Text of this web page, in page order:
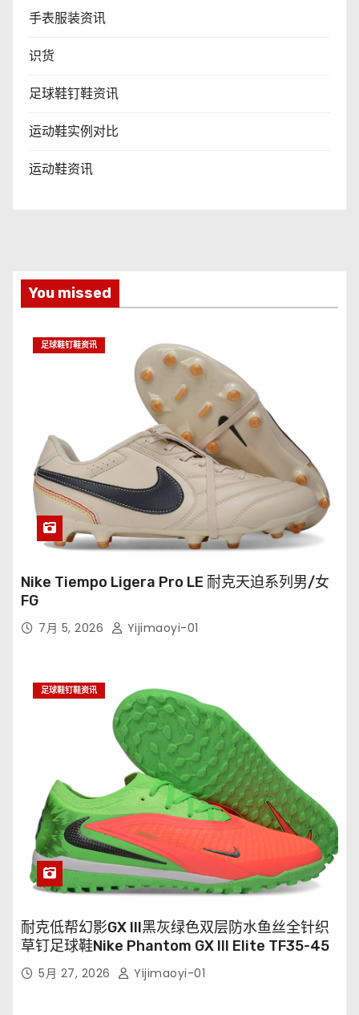
手表服装资讯
识货
足球鞋钉鞋资讯
运动鞋实例对比
运动鞋资讯
You missed
足球鞋钉鞋资讯
Nike Tiempo Ligera Pro LE 耐克天迫系列男/女
FG
7月 5, 2026 Yijimaoyi-01
足球鞋钉鞋资讯
耐克低帮幻影GX III黑灰绿色双层防水鱼丝全针织
草钉足球鞋Nike Phantom GX III Elite TF35-45
5月 27, 2026 Yijimaoyi-01